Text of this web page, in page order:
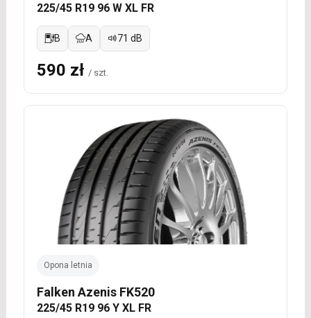
225/45 R19 96 W XL FR
B A 71 dB
590 zł / szt.
Opona letnia
Falken Azenis FK520
225/45 R19 96 Y XL FR